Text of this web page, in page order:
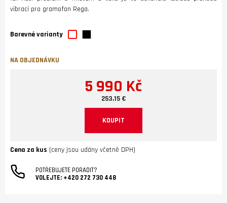
vibrací pro gramofon Rega.
Barevné varianty
NA OBJEDNÁVKU
5 990 Kč
253,15 €
KOUPIT
Cena za kus (ceny jsou udány včetně DPH)
POTŘEBUJETE PORADIT?
VOLEJTE: +420 272 730 448